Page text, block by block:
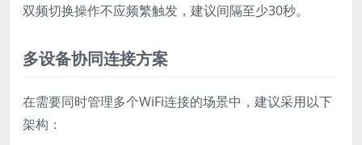
双频切换操作不应频繁触发，建议间隔至少30秒。
多设备协同连接方案
在需要同时管理多个WiFi连接的场景中，建议采用以下
架构：